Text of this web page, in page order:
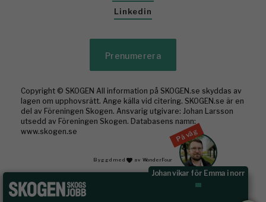
På väg
Johan vikar för Emma i norr
Linkedin
Prenumerera
Copyright © SKOGEN All information på SKOGEN.se skyddas av
lagen om upphovsrätt. Ange källa vid citering. SKOGEN.se är en
del av Föreningen Skogen. Ansvarig utgivare: Johan Larsson
utsedd av Föreningen Skogen. Databasens namn:
www.skogen.se
Byggd med av WonderFour